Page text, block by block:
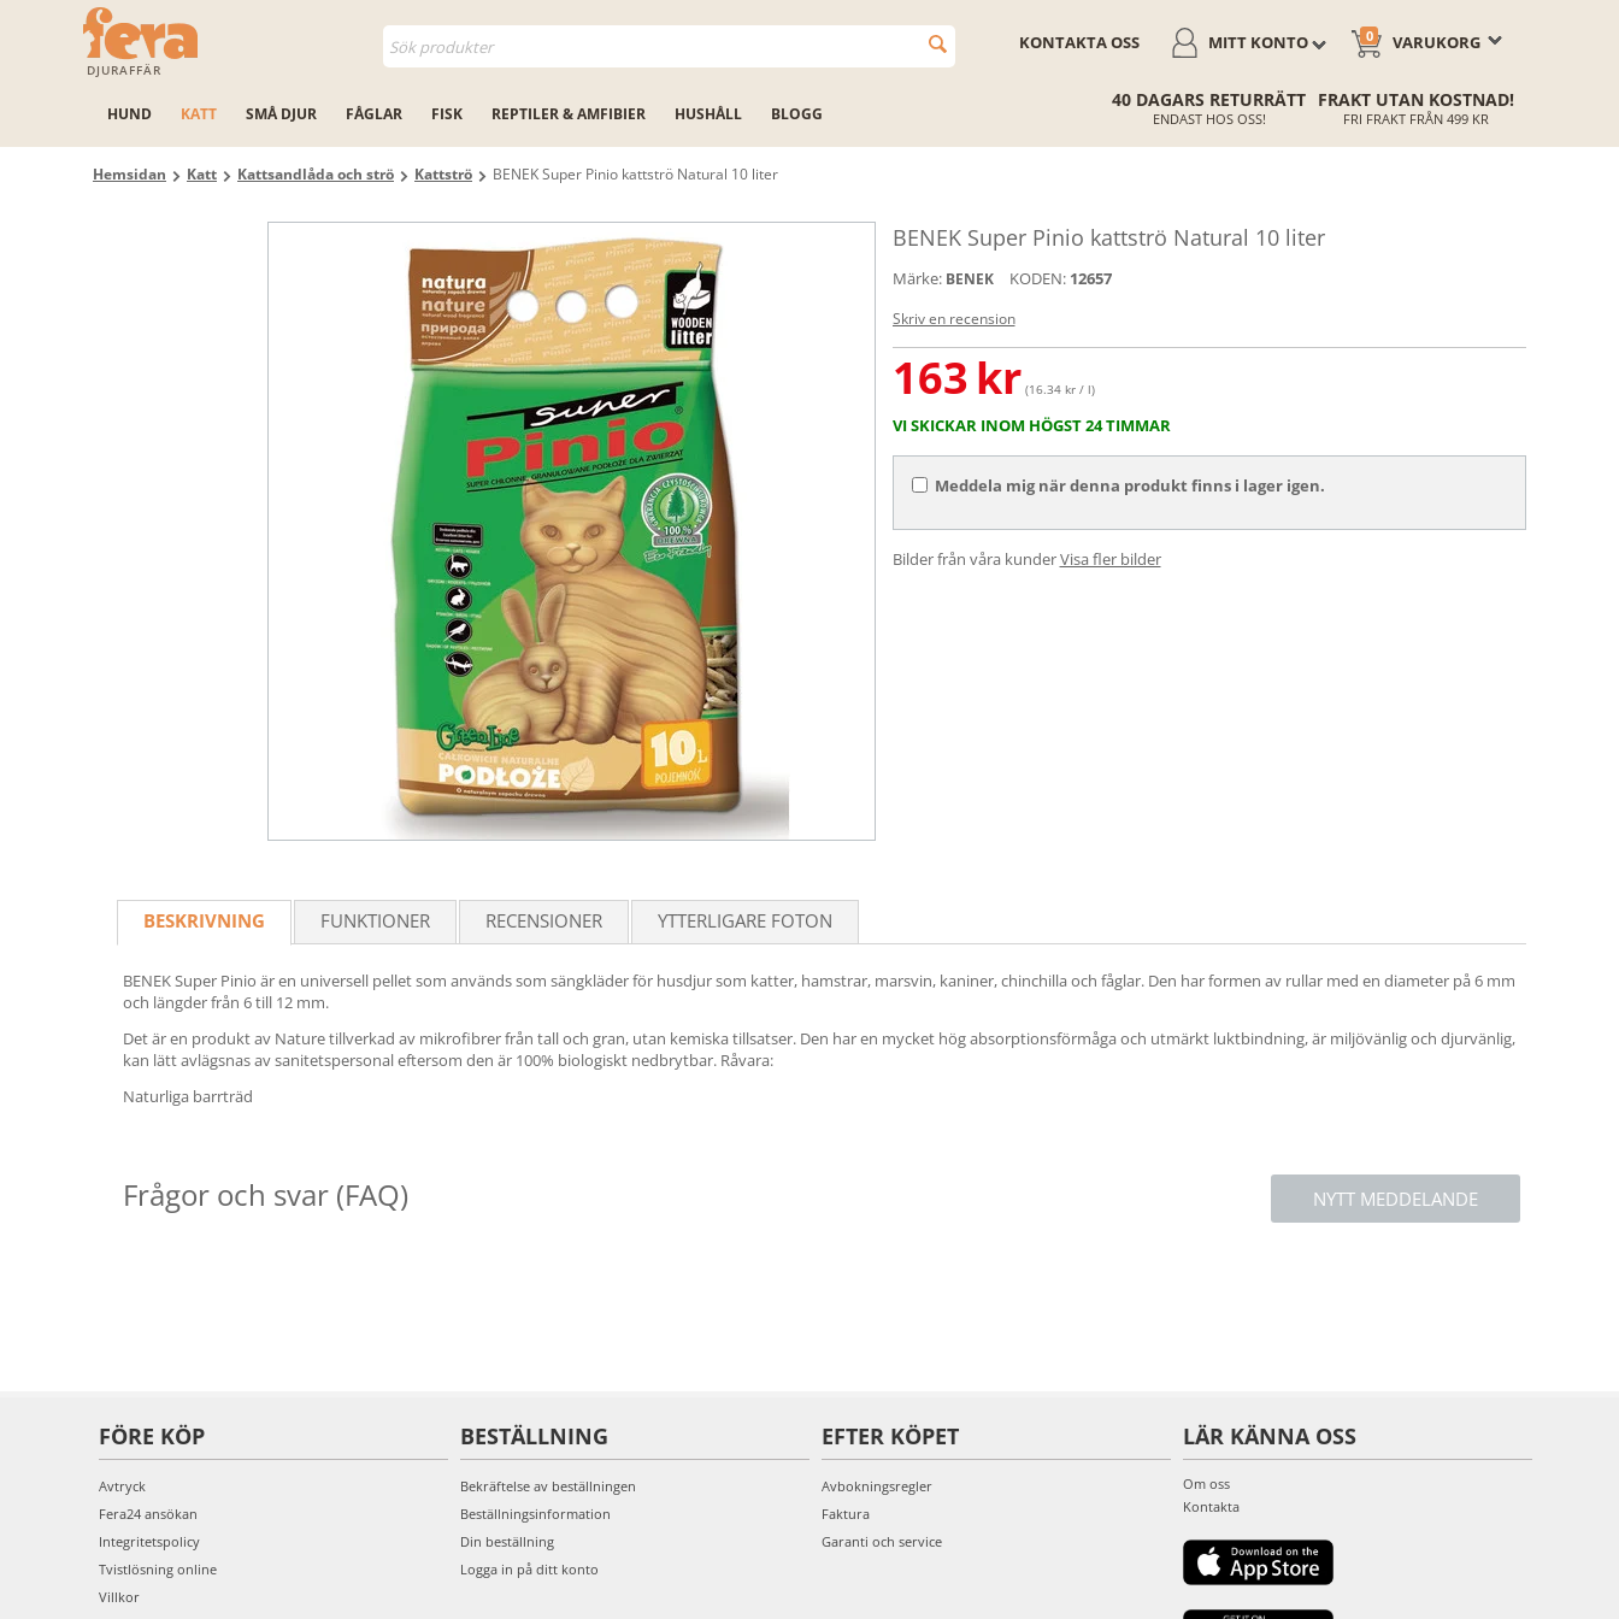
DJURAFFÄR
VARUKORG
0
MITT KONTO
KONTAKTA OSS
HUND KATT SMÅ DJUR FÅGLAR FISK REPTILER & AMFIBIER HUSHÅLL BLOGG
40 DAGARS RETURRÄTT
ENDAST HOS OSS!
FRAKT UTAN KOSTNAD!
FRI FRAKT FRÅN 499 KR
Hemsidan Katt Kattsandlåda och strö Kattströ BENEK Super Pinio kattströ Natural 10 liter
BENEK Super Pinio kattströ Natural 10 liter
Märke: BENEK KODEN: 12657
Skriv en recension
163kr (16.34 kr / l)
VI SKICKAR INOM HÖGST 24 TIMMAR
Meddela mig när denna produkt finns i lager igen.
Bilder från våra kunderVisa fler bilder
BESKRIVNING FUNKTIONER RECENSIONER YTTERLIGARE FOTON
BENEK Super Pinio är en universell pellet som används som sängkläder för husdjur som katter, hamstrar, marsvin, kaniner, chinchilla och fåglar. Den har formen av rullar med en diameter på 6 mm
och längder från 6 till 12 mm.
Det är en produkt av Nature tillverkad av mikrofibrer från tall och gran, utan kemiska tillsatser. Den har en mycket hög absorptionsförmåga och utmärkt luktbindning, är miljövänlig och djurvänlig,
kan lätt avlägsnas av sanitetspersonal eftersom den är 100% biologiskt nedbrytbar. Råvara:
Naturliga barrträd
NYTT MEDDELANDE
Frågor och svar (FAQ)
FÖRE KÖP
Avtryck
Fera24 ansökan
Integritetspolicy
Tvistlösning online
Villkor
BESTÄLLNING
Bekräftelse av beställningen
Beställningsinformation
Din beställning
Logga in på ditt konto
EFTER KÖPET
Avbokningsregler
Faktura
Garanti och service
LÄR KÄNNA OSS
Om oss
Kontakta